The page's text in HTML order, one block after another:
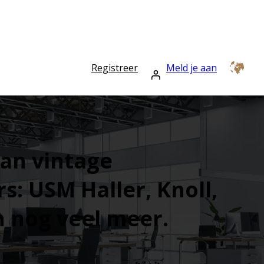
Registreer Meld je aan
vintage
USM Haller, Knoll,
nog veel meer.